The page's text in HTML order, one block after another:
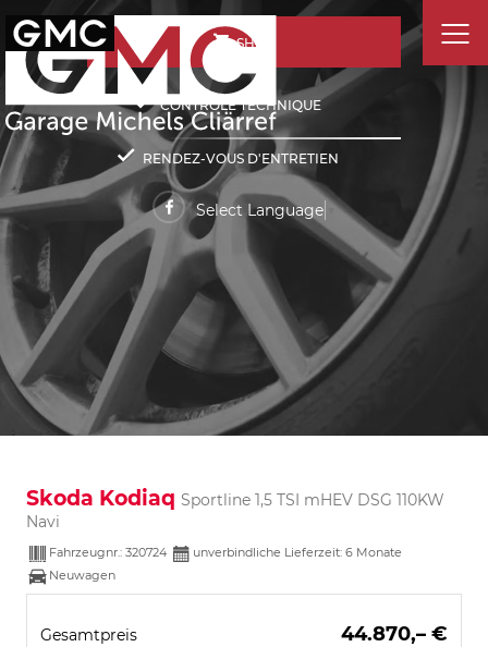
SHOP
CONTRÔLE TECHNIQUE
RENDEZ-VOUS D'ENTRETIEN
Select Language
Skoda Kodiaq Sportline 1,5 TSI mHEV DSG 110KW
Navi
Fahrzeugnr.: 320724 unverbindliche Lieferzeit: 6 Monate
Neuwagen
Gesamtpreis 44.870,– €